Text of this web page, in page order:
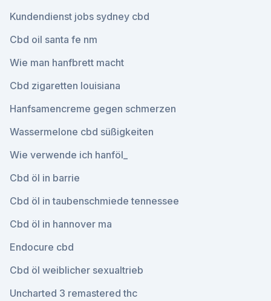
Kundendienst jobs sydney cbd
Cbd oil santa fe nm
Wie man hanfbrett macht
Cbd zigaretten louisiana
Hanfsamencreme gegen schmerzen
Wassermelone cbd süßigkeiten
Wie verwende ich hanföl_
Cbd öl in barrie
Cbd öl in taubenschmiede tennessee
Cbd öl in hannover ma
Endocure cbd
Cbd öl weiblicher sexualtrieb
Uncharted 3 remastered thc